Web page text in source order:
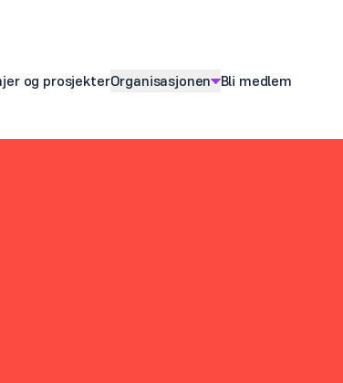
og prosjekter
Visundermeny for
Organisasjonen Bli medlem